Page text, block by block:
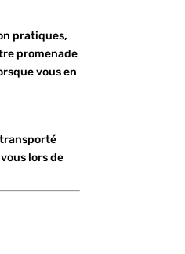
pratiques,
promenade
vous en
lors de